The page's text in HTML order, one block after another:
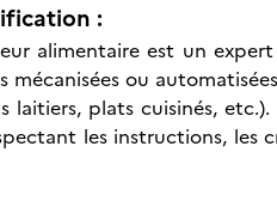
:
alimentaire est un
mécanisées ou
laitiers, plats cuisinés,
les instructions, les